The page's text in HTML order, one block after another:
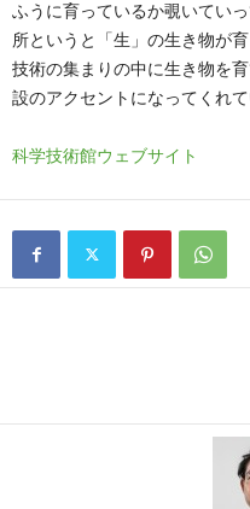
ふうに育っているか覗いてい
所というと「生」の生き物が
技術の集まりの中に生き物を
設のアクセントになってくれて
科学技術館ウェブサイト